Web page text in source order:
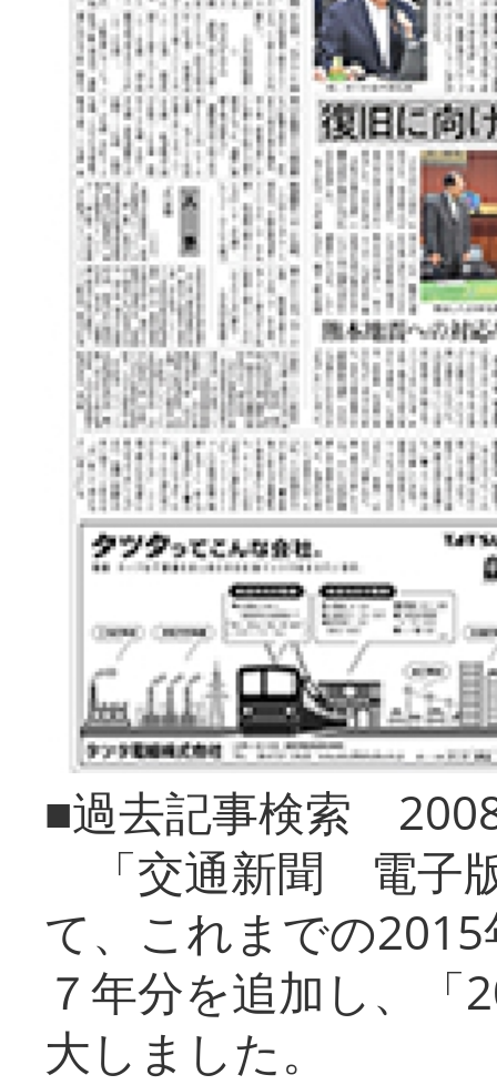
■過去記事検索
「交通新聞 電子
て、これまでの
７年分を追加し、「
大しまし